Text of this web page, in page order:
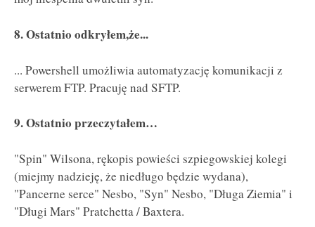
8. Ostatnio odkryłem,że...
... Powershell umożliwia automatyzację komunikacji z
serwerem FTP. Pracuję nad SFTP.
9. Ostatnio przeczytałem…
"Spin" Wilsona, rękopis powieści szpiegowskiej kolegi
(miejmy nadzieję, że niedługo będzie wydana),
"Pancerne serce" Nesbo, "Syn" Nesbo, "Długa Ziemia" i
"Długi Mars" Pratchetta / Baxtera.